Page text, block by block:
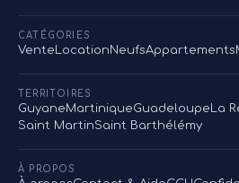
CATÉGORIES
Vente LocationNeufsAppartements
TERRITOIRES
GuyaneMartiniqueGuadeloupe La
Saint MartinSaint Barthélémy
À PROPOS